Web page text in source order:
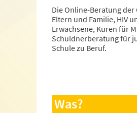
Die Online-Beratung
Eltern und Familie, HIV
Erwachsene, Kuren für
Schuldnerberatung für
Schule zu Beruf.
Was?